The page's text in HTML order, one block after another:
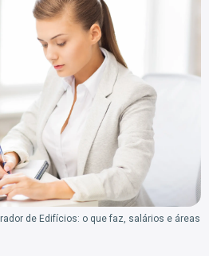
de Edifícios: o que faz, salários e áreas